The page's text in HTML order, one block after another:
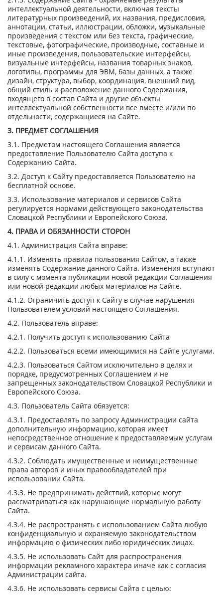
интеллектуальной деятельности, включая тексты
литературных произведений, их названия, предисловия,
аннотации, статьи, иллюстрации, обложки, музыкальные
произведения с текстом или без текста, графические,
текстовые, фотографические, производные, составные и
иные произведения, пользовательские интерфейсы,
визуальные интерфейсы, названия товарных знаков,
логотипы, программы для ЭВМ, базы данных, а также
дизайн, структура, выбор, координация, внешний вид,
общий стиль и расположение данного Содержания,
входящего в состав Сайта и другие объекты
интеллектуальной собственности все вместе и/или по
отдельности, содержащиеся на Сайте.
3. ПРЕДМЕТ СОГЛАШЕНИЯ
3.1. Предметом настоящего Соглашения является
предоставление Пользователю Сайта доступа к
Содержанию Сайта.
3.2. Доступ к Сайту предоставляется Пользователю на
бесплатной основе.
3.3. Использование материалов и сервисов Сайта
регулируется нормами действующего законодательства
Словацкой Республики и Европейского Союза.
4. ПРАВА И ОБЯЗАННОСТИ СТОРОН
4.1. Администрация Сайта вправе:
4.1.1. Изменять правила пользования Сайтом, а также
изменять Содержание данного Сайта. Изменения вступают
в силу с момента публикации новой редакции Соглашения
или новой редакции любых материалов на Сайте.
4.1.2. Ограничить доступ к Сайту в случае нарушения
Пользователем условий настоящего Соглашения.
4.2. Пользователь вправе:
4.2.1. Получить доступ к использованию Сайта
4.2.2. Пользоваться всеми имеющимися на Сайте услугами.
4.2.3. Пользоваться Сайтом исключительно в целях и
порядке, предусмотренных Соглашением и не
запрещенных законодательством Словацкой Республики и
Европейского Союза.
4.3. Пользователь Сайта обязуется:
4.3.1. Предоставлять по запросу Администрации сайта
дополнительную информацию, которая имеет
непосредственное отношение к предоставляемым услугам
и сервисам данного Сайта.
4.3.2. Соблюдать имущественные и неимущественные
права авторов и иных правообладателей при
использовании Сайта.
4.3.3. Не предпринимать действий, которые могут
рассматриваться как нарушающие нормальную работу
Сайта.
4.3.4. Не распространять с использованием Сайта любую
конфиденциальную и охраняемую законодательством
информацию о физических либо юридических лицах.
4.3.5. Не использовать Сайт для распространения
информации рекламного характера иначе как с согласия
Администрации сайта.
4.3.6. Не использовать сервисы Сайта с целью: